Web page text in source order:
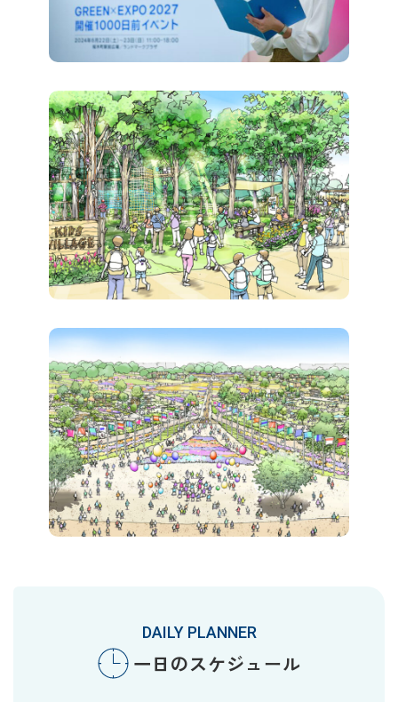
DAILY PLANNER
一日のスケジュール